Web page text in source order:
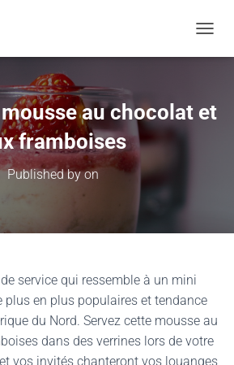
au chocolat et
framboises
Published byon
service qui ressemble à un mini
plus en plus populaires et tendance
du Nord. Servez cette mousse au
dans des verrines lors de votre
vos invités chanteront vos louanges